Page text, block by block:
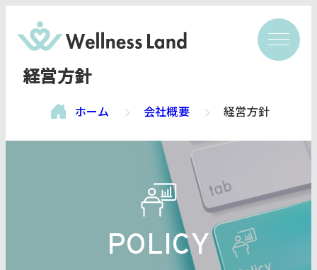
経営方針
ホーム 会社概要 経営方針
POLICY